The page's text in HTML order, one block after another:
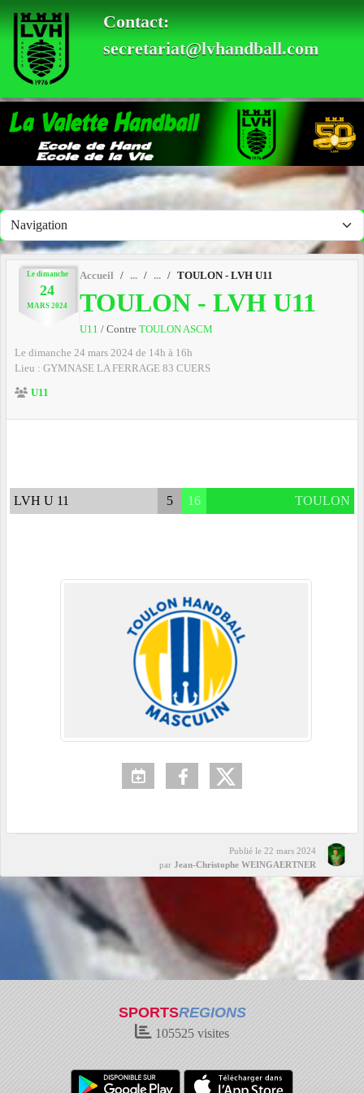
Contact:
secretariat@lvhandball.com
Le dimanche
24
MARS 2024
Accueil TOULON - LVH U11
TOULON - LVH U11
U11 / Contre TOULON ASCM
Le dimanche 24 mars 2024 de 14h à 16h
Lieu : GYMNASE LA FERRAGE 83 CUERS
U11
LVH U 11 5 16 TOULON
Publié le 22 mars 2024
par Jean-Christophe WEINGAERTNER
SPORTSREGIONS
105525 visites
Panneau de gestion des cookies